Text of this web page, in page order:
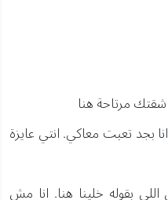
مرتاحة هنا
بجد تعبت معاكي. انتي عايزة
بقوله خلينا هنا. انا مش